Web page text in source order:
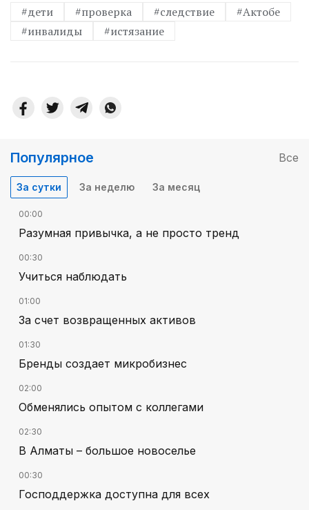
#дети
#проверка #следствие
#Актобе
#инвалиды
#истязание
Популярное Все
За сутки За неделю За месяц
00:00
Разумная привычка, а не просто тренд
00:30
Учиться наблюдать
01:00
За счет возвращенных активов
01:30
Бренды создает микробизнес
02:00
Обменялись опытом с коллегами
02:30
В Алматы – большое новоселье
00:30
Господдержка доступна для всех